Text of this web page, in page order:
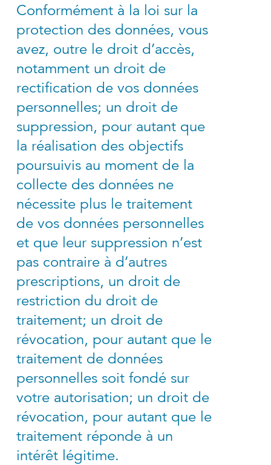
Conformément à la loi sur la
protection des données, vous
avez, outre le droit d’accès,
notamment un droit de
rectification de vos données
personnelles; un droit de
suppression, pour autant que
la réalisation des objectifs
poursuivis au moment de la
collecte des données ne
nécessite plus le traitement
de vos données personnelles
et que leur suppression n’est
pas contraire à d’autres
prescriptions, un droit de
restriction du droit de
traitement; un droit de
révocation, pour autant que le
traitement de données
personnelles soit fondé sur
votre autorisation; un droit de
révocation, pour autant que le
traitement réponde à un
intérêt légitime.